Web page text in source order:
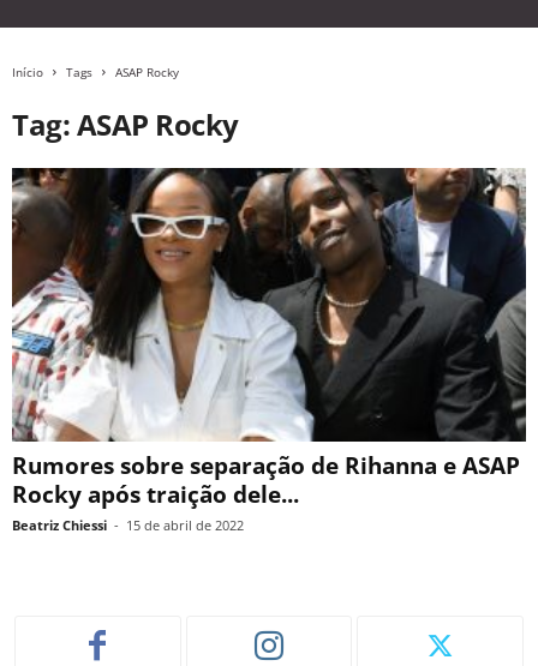
Início Tags ASAP Rocky
Tag: ASAP Rocky
Rumores sobre separação de Rihanna e ASAP
Rocky após traição dele...
Beatriz Chiessi - 15 de abril de 2022